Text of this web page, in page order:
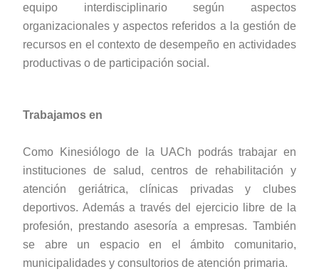
equipo interdisciplinario según aspectos
organizacionales y aspectos referidos a la gestión de
recursos en el contexto de desempeño en actividades
productivas o de participación social.
Trabajamos en
Como Kinesiólogo de la UACh podrás trabajar en
instituciones de salud, centros de rehabilitación y
atención geriátrica, clínicas privadas y clubes
deportivos. Además a través del ejercicio libre de la
profesión, prestando asesoría a empresas. También
se abre un espacio en el ámbito comunitario,
municipalidades y consultorios de atención primaria.